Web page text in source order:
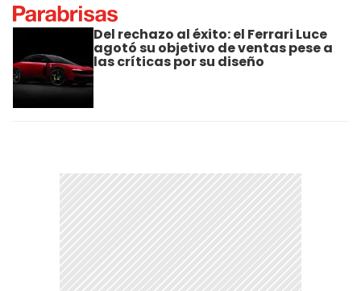
Del rechazo al éxito: el Ferrari Luce
agotó su objetivo de ventas pese a
las críticas por su diseño